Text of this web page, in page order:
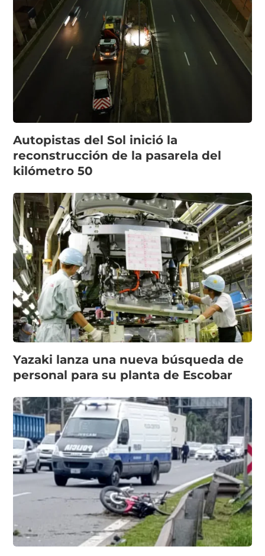
Autopistas del Sol inició la
reconstrucción de la pasarela del
kilómetro 50
Yazaki lanza una nueva búsqueda de
personal para su planta de Escobar